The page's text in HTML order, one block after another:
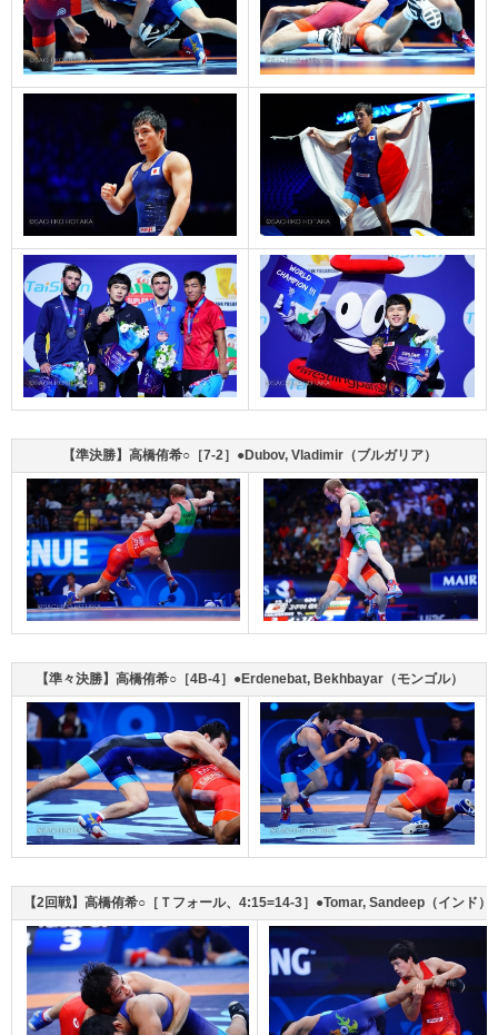
【準決勝】高橋侑希○［7-2］●Dubov, Vladimir（ブルガリア）
【準々決勝】高橋侑希○［4B-4］●Erdenebat, Bekhbayar（モンゴル）
【2回戦】高橋侑希○［Ｔフォール、4:15=14-3］●Tomar, Sandeep（インド）